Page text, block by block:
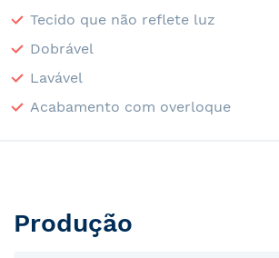
Tecido que não reflete luz
Dobrável
Lavável
Acabamento com overloque
Produção